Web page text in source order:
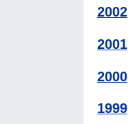
2002
2001
2000
1999